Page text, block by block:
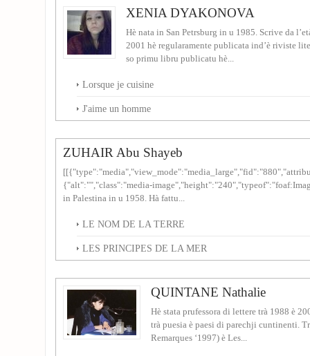
XENIA DYAKONOVA
Hè nata in San Petrsburg in u 1985. Scrive da
2001 hè regularamente publicata ind’è riviste
so primu libru publicatu hè...
Lorsque je cuisine
J'aime un homme
ZUHAIR Abu Shayeb
{"alt":"","class":"media-
in Palestina in u 1958. Hà fattu...
LE NOM DE LA TERRE
LES PRINCIPES DE LA MER
QUINTANE Nathalie
Hè stata prufessora di lettere trà 1988 è
trà puesia è paesi di parechji cuntinenti.
Remarques ‘1997) è Les...